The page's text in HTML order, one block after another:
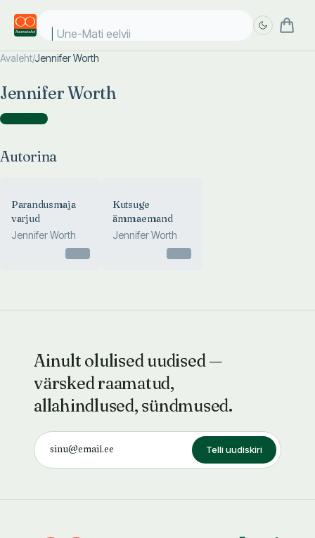
Une-Mati eelviim
Avaleht/Jennifer Worth
Jennifer Worth
Autorina )
Autorina
Parandusmaja
varjud
Jennifer Worth
Kutsuge
ämmaemand
Jennifer Worth
Ainult olulised uudised —
värsked raamatud,
allahindlused, sündmused.
Telli uudiskiri